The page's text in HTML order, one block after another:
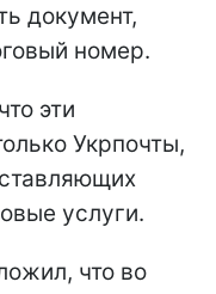
документ,
номер.
эти
Укрпочты,
услуги.
что во